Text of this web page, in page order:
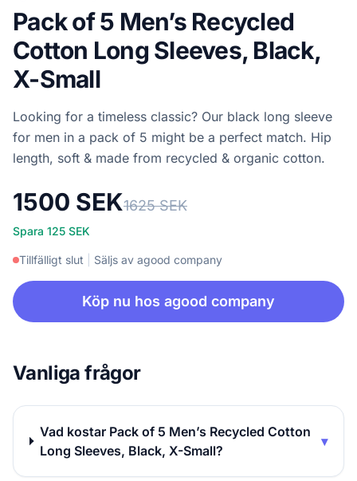
Pack of 5 Men’s Recycled
Cotton Long Sleeves, Black,
X-Small
Looking for a timeless classic? Our black long sleeve
for men in a pack of 5 might be a perfect match. Hip
length, soft & made from recycled & organic cotton.
1500 SEK1625 SEK
Spara 125 SEK
Tillfälligt slut Säljs av agood company
Köp nu hos agood company
Vanliga frågor
Vad kostar Pack of 5 Men’s Recycled Cotton
Long Sleeves, Black, X-Small?
▾